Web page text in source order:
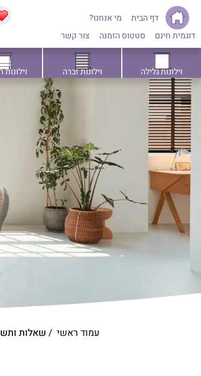
דף הבית
מי אנחנו?
דוגמית חינם
סטטוס הזמנה צור קשר
וילונות גלילה וילונות זברה
עמוד ראשי / שאלות